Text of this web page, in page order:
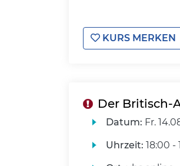
KURS MERKEN
Der Britisch-
Datum: Fr.
Uhrzeit: 18:00 -